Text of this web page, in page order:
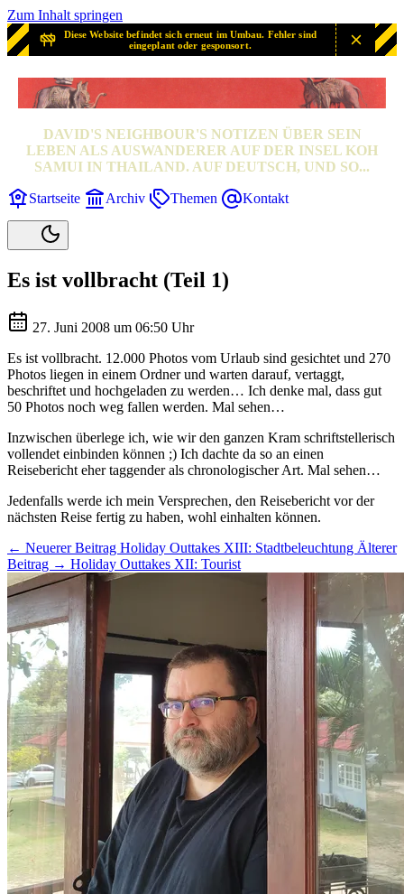
Zum Inhalt springen
Diese Website befindet sich erneut im Umbau. Fehler sind
eingeplant oder gesponsort.
SAMUI? SAMUI!
DAVID'S NEIGHBOUR'S NOTIZEN ÜBER SEIN
LEBEN ALS AUSWANDERER AUF DER INSEL KOH
SAMUI IN THAILAND. AUF DEUTSCH, UND SO...
Startseite Archiv Themen Kontakt
Es ist vollbracht (Teil 1)
27. Juni 2008 um 06:50 Uhr
Es ist vollbracht. 12.000 Photos vom Urlaub sind gesichtet und 270
Photos liegen in einem Ordner und warten darauf, vertaggt,
beschriftet und hochgeladen zu werden… Ich denke mal, dass gut
50 Photos noch weg fallen werden. Mal sehen…
Inzwischen überlege ich, wie wir den ganzen Kram schriftstellerisch
vollendet einbinden können ;) Ich dachte da so an einen
Reisebericht eher taggender als chronologischer Art. Mal sehen…
Jedenfalls werde ich mein Versprechen, den Reisebericht vor der
nächsten Reise fertig zu haben, wohl einhalten können.
← Neuerer Beitrag Holiday Outtakes XIII: Stadtbeleuchtung Älterer
Beitrag → Holiday Outtakes XII: Tourist